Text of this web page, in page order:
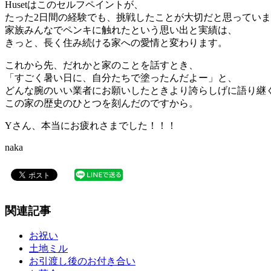
Husetはこのセルフペイントが、
たった2日間の経験でも、挑戦したことが大切だと思っていま
家族みんなでペンキに触れたという思い出と実績は、
きっと、長く住み続ける家への愛情と変わります。
これから先、だれかと家のことを話すとき、
「すごく暑い日に、自分たちで塗ったんだよー」と、
どんな腕のいい業者にお願いしたときより誇らしげに語り継
この家の歴史のひとつを刻んだのですから。
Yさん、本当にお疲れさまでした！！！
naka
関連記事
お祝い
土地ミル
お引渡し後のお付き合い